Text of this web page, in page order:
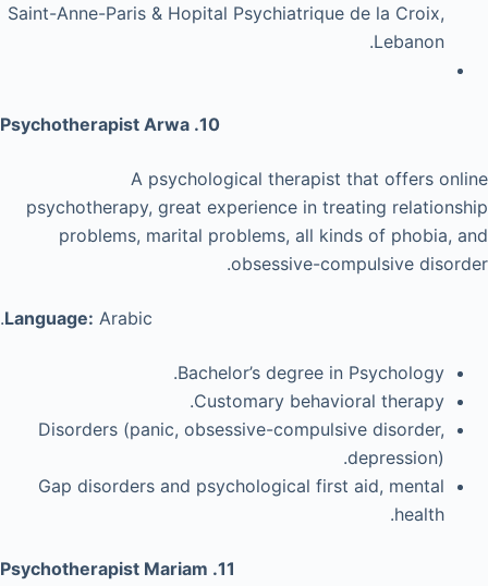
Saint-Anne-Paris & Hopital Psychiatrique de la Croix,
Lebanon.
10. Psychotherapist Arwa
A psychological therapist that offers online
psychotherapy, great experience in treating relationship
problems, marital problems, all kinds of phobia, and
obsessive-compulsive disorder.
Language: Arabic.
Bachelor’s degree in Psychology.
Customary behavioral therapy.
Disorders (panic, obsessive-compulsive disorder,
depression).
Gap disorders and psychological first aid, mental
health.
11. Psychotherapist Mariam